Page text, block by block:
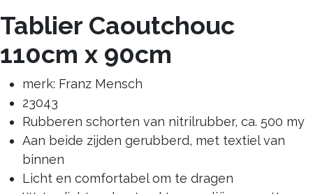
Tablier Caoutchouc
110cm x 90cm
merk: Franz Mensch
23043
Rubberen schorten van nitrilrubber, ca. 500 my
Aan beide zijden gerubberd, met textiel van
binnen
Licht en comfortabel om te dragen